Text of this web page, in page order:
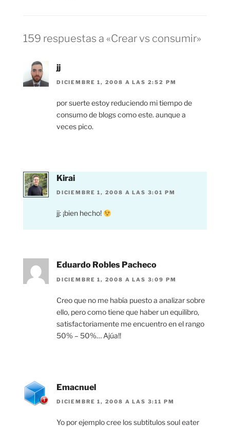
159 respuestas a «Crear vs consumir»
jj
DICIEMBRE 1, 2008 A LAS 2:52 PM
por suerte estoy reduciendo mi tiempo de
consumo de blogs como este. aunque a
veces pico.
Kirai
DICIEMBRE 1, 2008 A LAS 3:01 PM
jj: ¡bien hecho!
Eduardo Robles Pacheco
DICIEMBRE 1, 2008 A LAS 3:09 PM
Creo que no me había puesto a analizar sobre
ello, pero como tiene que haber un equilibro,
satisfactoriamente me encuentro en el rango
50% – 50%… Ajúa!!
Emacnuel
DICIEMBRE 1, 2008 A LAS 3:11 PM
Yo por ejemplo cree los subtitulos soul eater